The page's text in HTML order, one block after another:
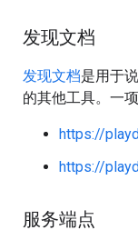
发现文档
发现文档是用于
的其他工具。一
https://
https://
服务端点